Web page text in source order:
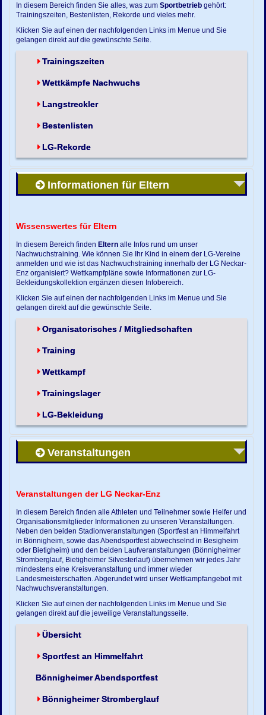
In diesem Bereich finden Sie alles, was zumSportbetrieb gehört:
Trainingszeiten, Bestenlisten, Rekorde und vieles mehr.
Klicken Sie auf einen der nachfolgenden Links im Menue und Sie
gelangen direkt auf die gewünschte Seite.
Trainingszeiten
Wettkämpfe Nachwuchs
Langstreckler
Bestenlisten
LG-Rekorde
Informationen für Eltern
Wissenswertes für Eltern
In diesem Bereich finden Eltern alle Infos rund um unser
Nachwuchstraining. Wie können Sie Ihr Kind in einem der LG-Vereine
anmelden und wie ist das Nachwuchstraining innerhalb der LG Neckar-
Enz organisiert? Wettkampfpläne sowie Informationen zur LG-
Bekleidungskollektion ergänzen diesen Infobereich.
Klicken Sie auf einen der nachfolgenden Links im Menue und Sie
gelangen direkt auf die gewünschte Seite.
Organisatorisches / Mitgliedschaften
Training
Wettkampf
Trainingslager
LG-Bekleidung
Veranstaltungen
Veranstaltungen der LG Neckar-Enz
In diesem Bereich finden alle Athleten und Teilnehmer sowie Helfer und
Organisationsmitglieder Informationen zu unseren Veranstaltungen.
Neben den beiden Stadionveranstaltungen (Sportfest an Himmelfahrt
in Bönnigheim, sowie das Abendsportfest abwechselnd in Besigheim
oder Bietigheim) und den beiden Laufveranstaltungen (Bönnigheimer
Stromberglauf, Bietigheimer Silvesterlauf) übernehmen wir jedes Jahr
mindestens eine Kreisveranstaltung und immer wieder
Landesmeisterschaften. Abgerundet wird unser Wettkampfangebot mit
Nachwuchsveranstaltungen.
Klicken Sie auf einen der nachfolgenden Links im Menue und Sie
gelangen direkt auf die jeweilige Veranstaltungsseite.
Übersicht
Sportfest an Himmelfahrt
Bönnigheimer Abendsportfest
Bönnigheimer Stromberglauf